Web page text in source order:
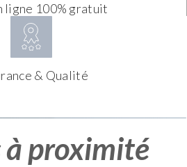
ligne 100% gratuit
& Qualité
à proximité